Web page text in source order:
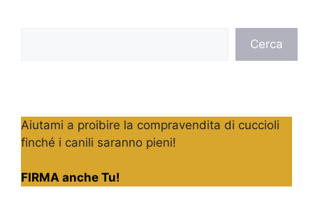
Cerca
Aiutami a proibire la compravendita di cuccioli
finché i canili saranno pieni!
FIRMA anche Tu!